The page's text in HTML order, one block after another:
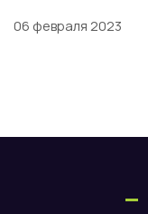
06 февраля 2023